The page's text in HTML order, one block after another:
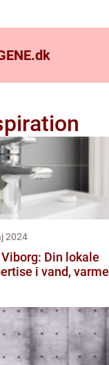
dk
2024
Din lokale
i vand, varme